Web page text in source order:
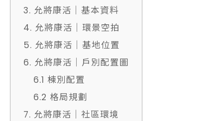
3. 允將康活｜基本資料
4. 允將康活｜環景空拍
5. 允將康活｜基地位置
6. 允將康活｜戶別配置圖
6.1 棟別配置
6.2 格局規劃
7. 允將康活｜社區環境